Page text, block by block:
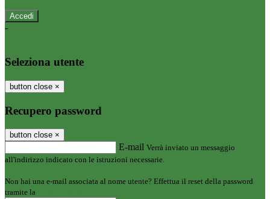
-
Seleziona utente
button close ×
Recupero password
button close ×
E-mail Verrà inviato un messaggio
all'indirizzo indicato con le istruzioni necessarie.
Non hai una e-mail associata al nome utente? Effettua il reset della password
tramite la